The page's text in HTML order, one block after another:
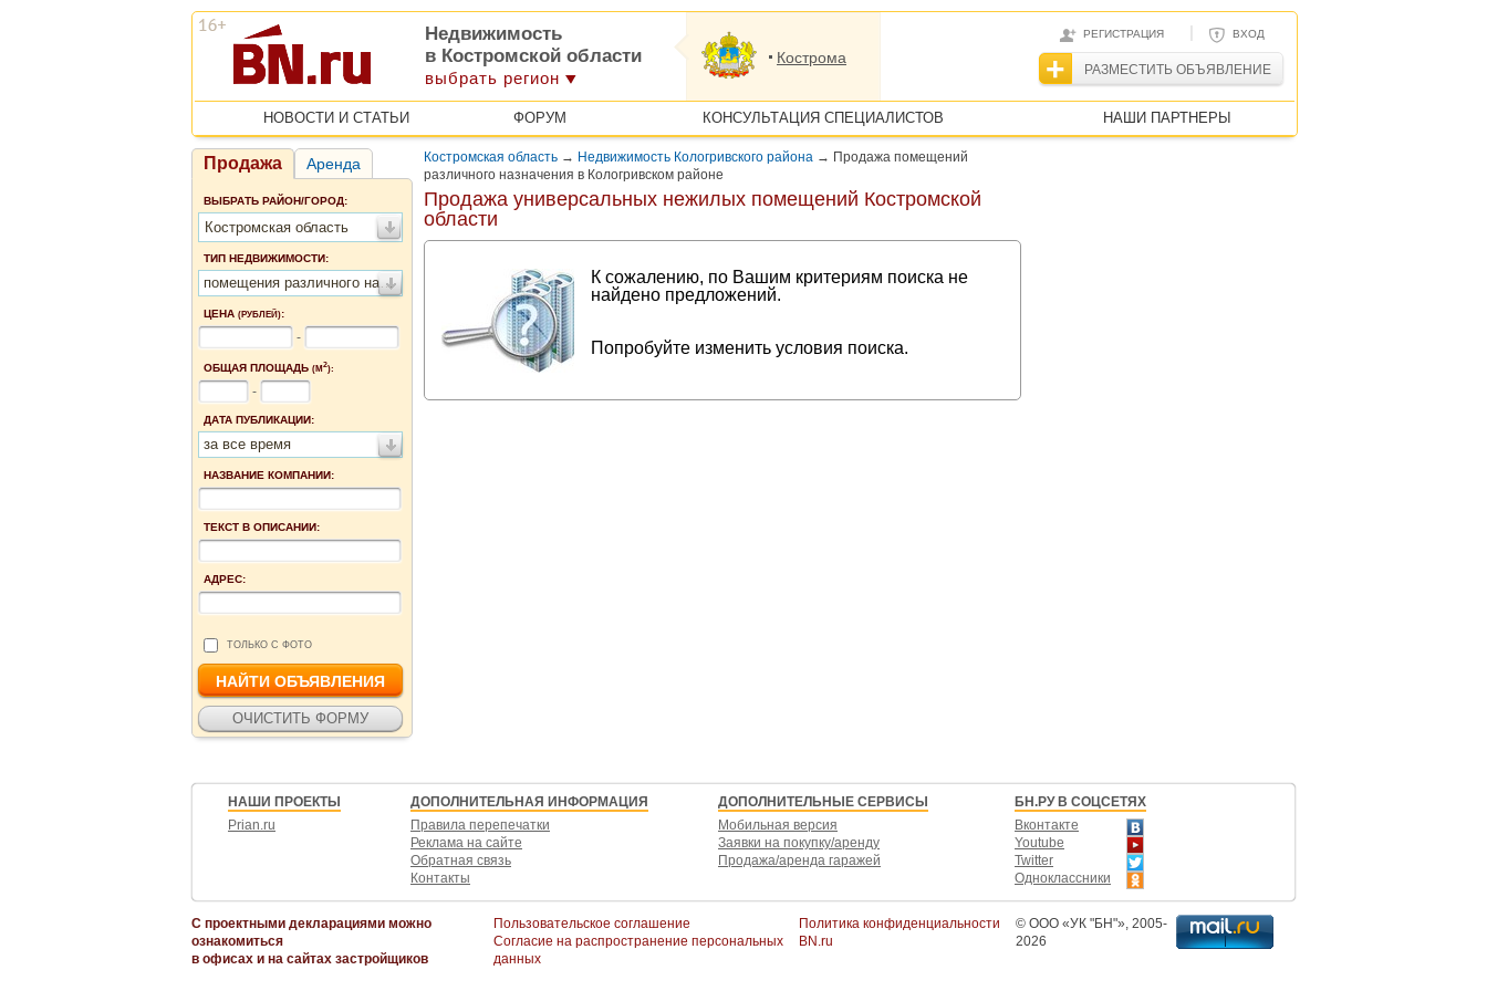
РЕГИСТРАЦИЯ | ВХОД
РАЗМЕСТИТЬ ОБЪЯВЛЕНИЕ
Недвижимость
в Костромской области
выбрать регион
Кострома
НОВОСТИ И СТАТЬИ ФОРУМ КОНСУЛЬТАЦИЯ СПЕЦИАЛИСТОВ НАШИ ПАРТНЕРЫ
Продажа Аренда
ВЫБРАТЬ РАЙОН/ГОРОД:
Костромская область
ТИП НЕДВИЖИМОСТИ:
помещения различного назначения
ЦЕНА (РУБЛЕЙ):
-
ОБЩАЯ ПЛОЩАДЬ (М2):
-
ДАТА ПУБЛИКАЦИИ:
за все время
НАЗВАНИЕ КОМПАНИИ:
ТЕКСТ В ОПИСАНИИ:
АДРЕС:
ТОЛЬКО С ФОТО
Костромская область → Недвижимость Кологривского района → Продажа помещений
различного назначения в Кологривском районе
Продажа универсальных нежилых помещений Костромской
области
К сожалению, по Вашим критериям поиска не
найдено предложений.
Попробуйте изменить условия поиска.
НАШИ ПРОЕКТЫ
Prian.ru
ДОПОЛНИТЕЛЬНАЯ ИНФОРМАЦИЯ
Правила перепечатки
Реклама на сайте
Обратная связь
Контакты
ДОПОЛНИТЕЛЬНЫЕ СЕРВИСЫ
Мобильная версия
Заявки на покупку/аренду
Продажа/аренда гаражей
БН.РУ В СОЦСЕТЯХ
Вконтакте
Youtube
Twitter
Одноклассники
С проектными декларациями можно
ознакомиться
в офисах и на сайтах застройщиков
Пользовательское соглашение
Согласие на распространение персональных
данных
Политика конфиденциальности
BN.ru
© ООО «УК "БН"» , 2005-
2026